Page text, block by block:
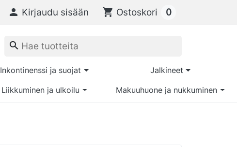
 Kirjaudu sisään shopping_cart Ostoskori 0
Inkontinenssi ja suojat Jalkineet
Liikkuminen ja ulkoilu Makuuhuone ja nukkuminen
search